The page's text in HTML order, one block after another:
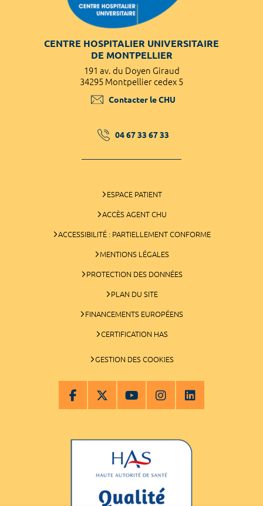
CENTRE HOSPITALIER UNIVERSITAIRE
DE MONTPELLIER
191 av. du Doyen Giraud
34295 Montpellier cedex 5
Contacter le CHU
04 67 33 67 33
ESPACE PATIENT
ACCÈS AGENT CHU
ACCESSIBILITÉ : PARTIELLEMENT CONFORME
MENTIONS LÉGALES
PROTECTION DES DONNÉES
PLAN DU SITE
FINANCEMENTS EUROPÉENS
CERTIFICATION HAS
GESTION DES COOKIES